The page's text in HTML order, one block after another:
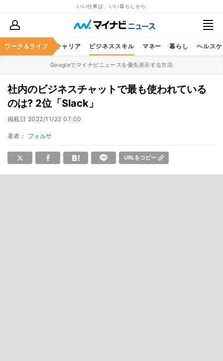
いい仕事は、いい暮らしから
ワーク＆ライフ キャリア ビジネススキル マネー 暮らし ヘルス
Googleでマイナビニュースを優先表示する方法
社内のビジネスチャットで最も使われている
のは? 2位「Slack」
掲載日 2022/11/22 07:00
著者： フォルサ
URLをコピー